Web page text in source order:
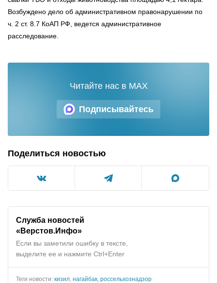
Возбуждено дело об административном правонарушении по
ч. 2 ст. 8.7 КоАП РФ, ведется административное
расследование.
Подписывайтесь
Читайте нас в MAX
Поделиться новостью
Служба новостей
«Верстов.Инфо»
Если вы заметили ошибку в тексте,
выделите ее и нажмите Ctrl+Enter
Теги новости: кизил, нагайбак, россельхознадзор